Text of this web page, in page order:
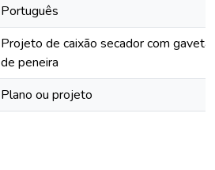
Português
Projeto de caixão secador com
de peneira
Plano ou projeto